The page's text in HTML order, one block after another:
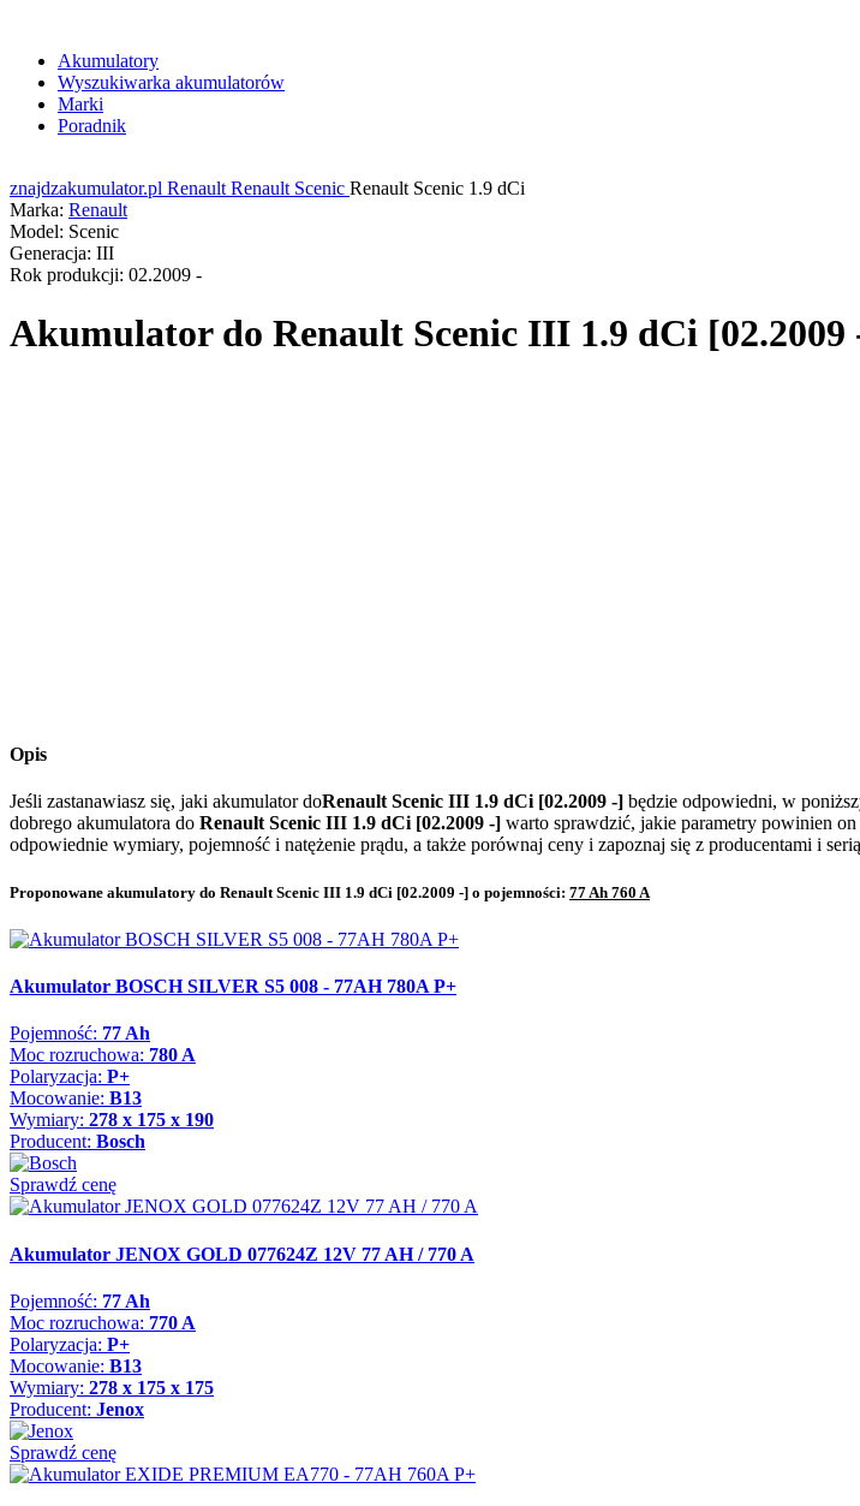
Akumulatory
Wyszukiwarka akumulatorów
Marki
Poradnik
znajdzakumulator.pl Renault Renault Scenic Renault Scenic 1.9 dCi
Marka: Renault
Model: Scenic
Generacja: III
Rok produkcji: 02.2009 -
Akumulator do Renault Scenic III 1.9 dCi [02.2009
Opis
Jeśli zastanawiasz się, jaki akumulator doRenault Scenic III 1.9 dCi [02.2009 -] będzie odpowiedni, w
dobrego akumulatora do Renault Scenic III 1.9 dCi [02.2009 -] warto sprawdzić, jakie parametry powinien
odpowiednie wymiary, pojemność i natężenie prądu, a także porównaj ceny i zapoznaj się z producentami i
Proponowane akumulatory do Renault Scenic III 1.9 dCi [02.2009 -] o pojemności: 77 Ah 760 A
Akumulator BOSCH SILVER S5 008 - 77AH 780A P+
Pojemność: 77 Ah
Moc rozruchowa: 780 A
Polaryzacja: P+
Mocowanie: B13
Wymiary: 278 x 175 x 190
Producent: Bosch
Sprawdź cenę
Akumulator JENOX GOLD 077624Z 12V 77 AH / 770 A
Pojemność: 77 Ah
Moc rozruchowa: 770 A
Polaryzacja: P+
Mocowanie: B13
Wymiary: 278 x 175 x 175
Producent: Jenox
Sprawdź cenę